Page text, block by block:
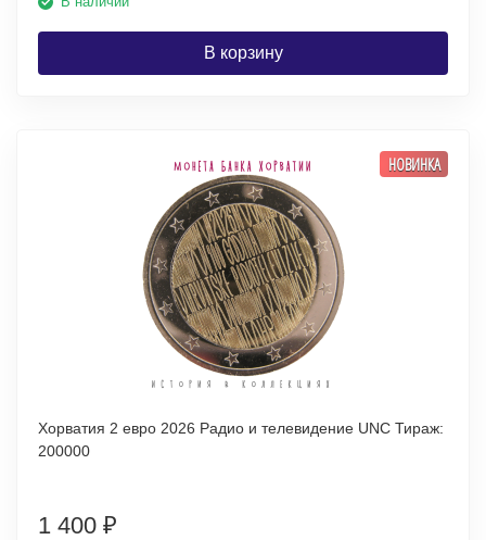
В корзину
НОВИНКА
Хорватия 2 евро 2026 Радио и телевидение UNC Тираж:
200000
1 400 ₽